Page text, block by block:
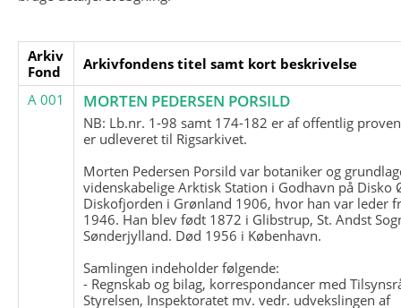
Arkiv
Fond
Arkivfondens titel samt kort beskrivelse
A 001
MORTEN PEDERSEN PORSILD
NB: Lb.nr. 1-98 samt 174-182 er af offentlig
er udleveret til Rigsarkivet.
Morten Pedersen Porsild var botaniker og
videnskabelige Arktisk Station i Godhavn på Disko
Diskofjorden i Grønland 1906, hvor han var leder
1946. Han blev født 1872 i Glibstrup, St. Andst
Sønderjylland. Død 1956 i København.
Samlingen indeholder følgende:
- Regnskab og bilag, korrespondancer med
Styrelsen, Inspektoratet mv. vedr. udvekslingen af